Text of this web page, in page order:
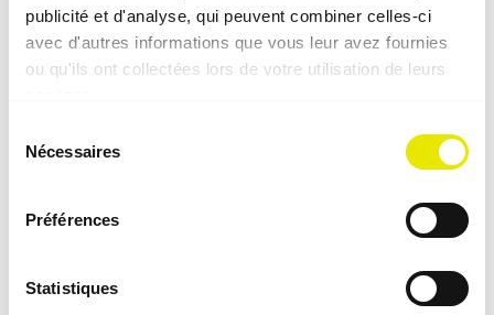
publicité et d'analyse, qui peuvent combiner celles-ci
avec d'autres informations que vous leur avez fournies
ou qu'ils ont collectées lors de votre utilisation de leurs
Nécessaires
Préférences
Statistiques